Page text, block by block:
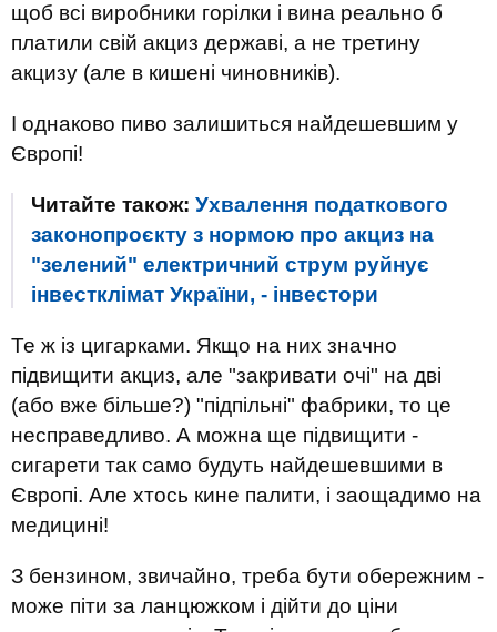
щоб всі виробники горілки і вина реально б
платили свій акциз державі, а не третину
акцизу (але в кишені чиновників).
І однаково пиво залишиться найдешевшим у
Європі!
Читайте також: Ухвалення податкового
законопроєкту з нормою про акциз на
"зелений" електричний струм руйнує
інвестклімат України, - інвестори
Те ж із цигарками. Якщо на них значно
підвищити акциз, але "закривати очі" на дві
(або вже більше?) "підпільні" фабрики, то це
несправедливо. А можна ще підвищити -
сигарети так само будуть найдешевшими в
Європі. Але хтось кине палити, і заощадимо на
медицині!
З бензином, звичайно, треба бути обережним -
може піти за ланцюжком і дійти до ціни